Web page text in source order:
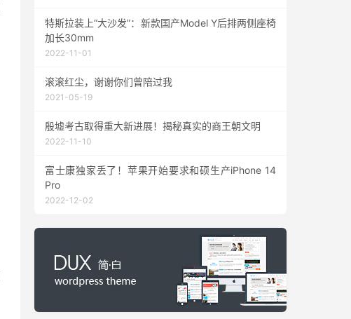
特斯拉装上“大沙发”：新款国产Model Y后排两侧座椅
加长30mm
2022-11-01
滚滚红尘，谢谢你们曾陪过我
2021-05-19
殷墟考古取得重大新进展！揭秘真实的商王朝文明
2022-11-10
富士康独家丢了！苹果开始要求和硕生产iPhone 14
Pro
2022-12-02